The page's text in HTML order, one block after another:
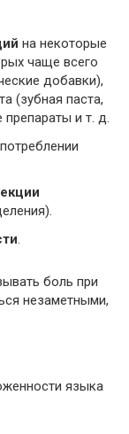
на некоторые
чаще всего
добавки),
(зубная паста,
препараты и т. д.
.
боль при
незаметными,
языка